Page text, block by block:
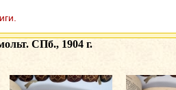
СПб., 1904 г.